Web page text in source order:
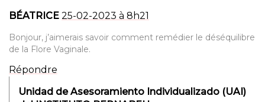
BÉATRICE 25-02-2023 à 8h21
Bonjour, j’aimerais savoir comment remédier le déséquilibre
de la Flore Vaginale.
Répondre
Unidad de Asesoramiento Individualizado (UAI)